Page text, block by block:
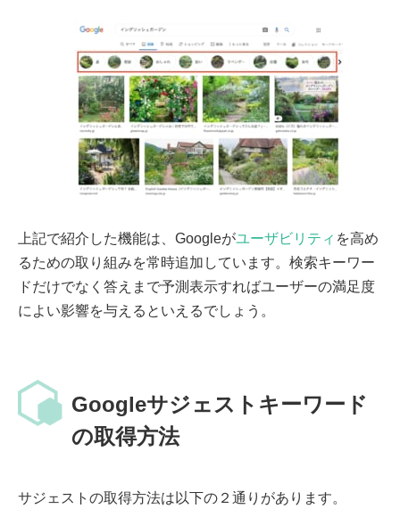
上記で紹介した機能は、Googleがユーザビリティ を高め
るための取り組みを常時追加しています。検索キーワー
ドだけでなく答えまで予測表示すればユーザーの満足度
によい影響を与えるといえるでしょう。
Googleサジェストキーワード
の取得方法
サジェストの取得方法は以下の２通りがあります。